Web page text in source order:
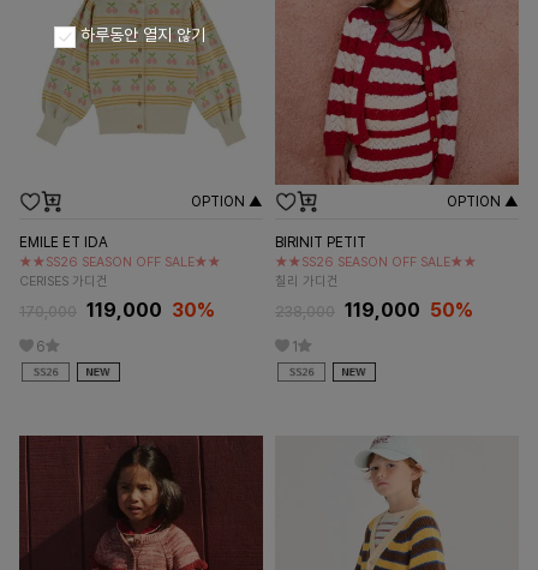
OPTION ▲
EMILE ET IDA
★★SS26 SEASON OFF SALE★★
CERISES 가디건
170,000 119,000 30%
6
OPTION ▲
BIRINIT PETIT
★★SS26 SEASON OFF SALE★★
칠리 가디건
238,000 119,000 50%
1
하루동안 열지 않기